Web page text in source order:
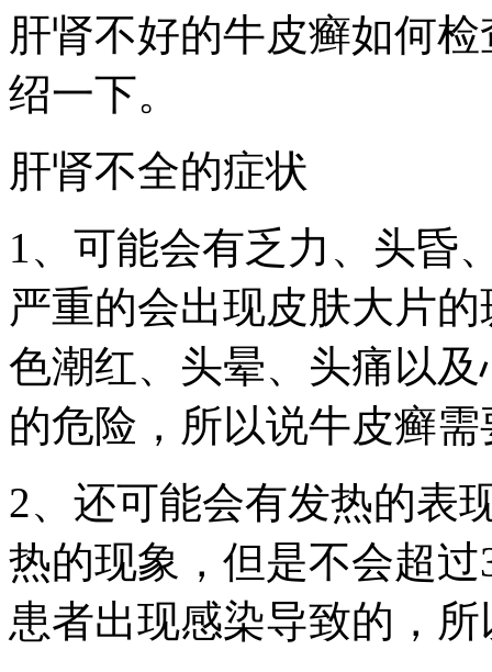
肝肾不好的牛皮癣如何
绍一下。
肝肾不全的症状
1、可能会有乏力、头昏
严重的会出现皮肤大片
色潮红、头晕、头痛以
的危险，所以说牛皮癣
2、还可能会有发热的表
热的现象，但是不会超
患者出现感染导致的，